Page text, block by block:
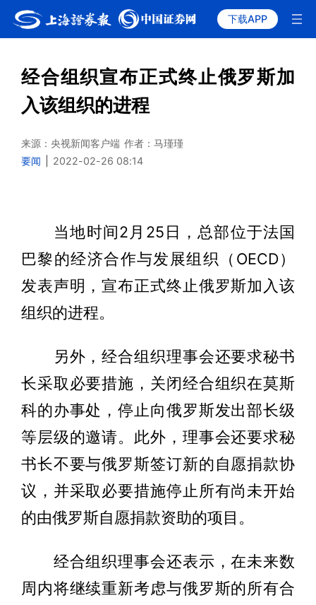
下载APP
经合组织宣布正式终止俄罗斯加
入该组织的进程
来源：央视新闻客户端 作者：马瑾瑾
要闻
2022-02-26 08:14
当地时间2月25日，总部位于法国
巴黎的经济合作与发展组织（OECD）
发表声明，宣布正式终止俄罗斯加入该
组织的进程。
另外，经合组织理事会还要求秘书
长采取必要措施，关闭经合组织在莫斯
科的办事处，停止向俄罗斯发出部长级
等层级的邀请。此外，理事会还要求秘
书长不要与俄罗斯签订新的自愿捐款协
议，并采取必要措施停止所有尚未开始
的由俄罗斯自愿捐款资助的项目。
经合组织理事会还表示，在未来数
周内将继续重新考虑与俄罗斯的所有合